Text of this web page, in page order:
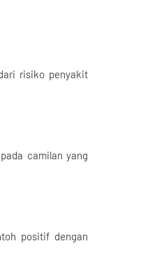
risiko penyakit
camilan yang
positif dengan